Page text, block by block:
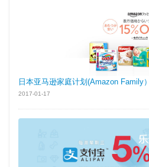
日本亚马逊家庭计划(Amazon Family
2017-01-17